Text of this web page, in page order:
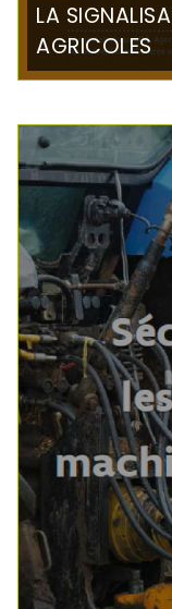
LA
AGRICOLES